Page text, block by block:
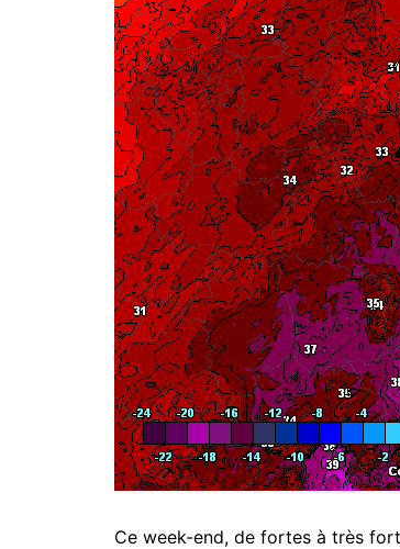
Ce week-end, de fortes à très